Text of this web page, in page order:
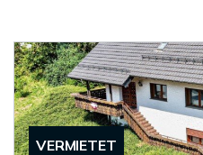
VERMIETET